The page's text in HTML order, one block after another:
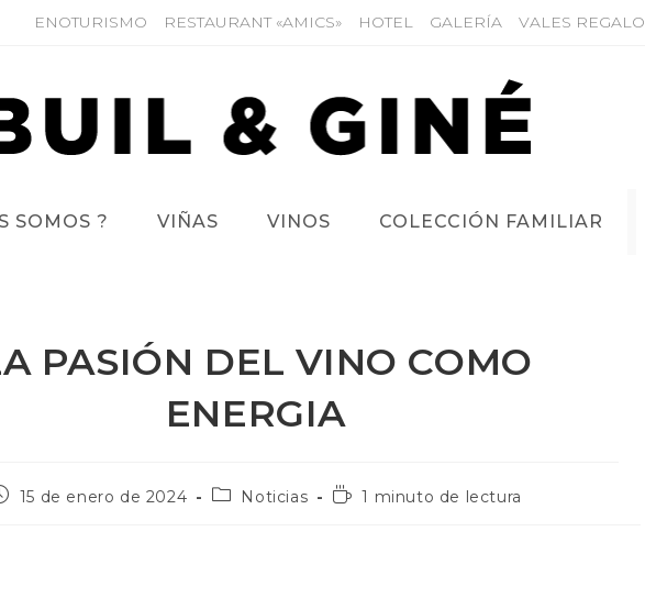
ENOTURISMO RESTAURANT «AMICS» HOTEL GALERÍA VALES REGALO
SOMOS ? VIÑAS VINOS COLECCIÓN FAMILIAR
PASIÓN DEL VINO COMO
ENERGIA
15 de enero de 2024
Categoría
Noticias
Tiempo1 minuto de lectura